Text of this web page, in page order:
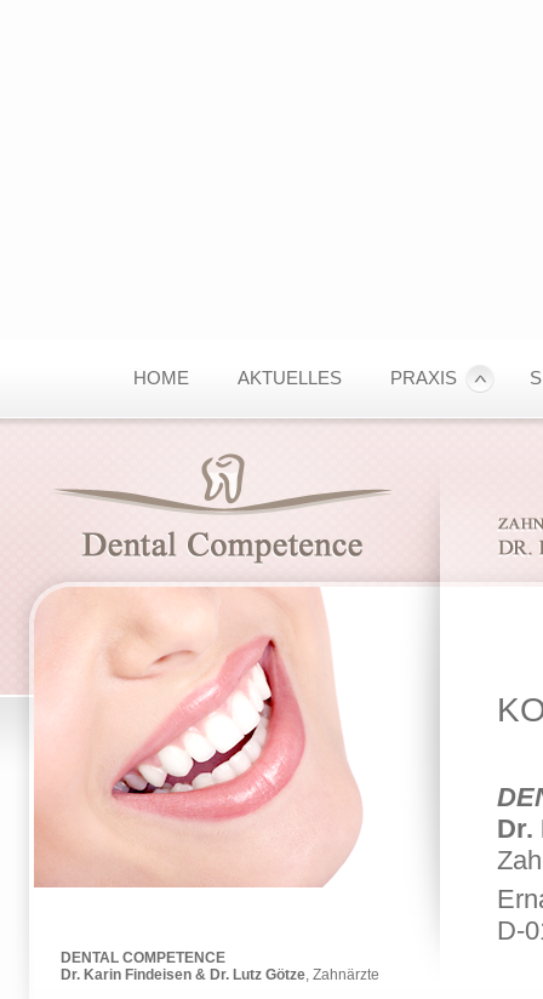
HOME AKTUELLES PRAXIS
DENTAL COMPETENCE
Dr. Karin Findeisen & Dr. Lutz Götze, Zahnärzte
Dr.
D-